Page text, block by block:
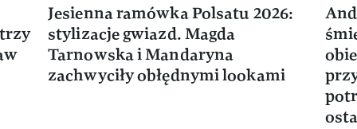
Jesienna ramówka Polsatu 2026:
stylizacje gwiazd. Magda
Tarnowska i Mandaryna
zachwyciły obłędnymi lookami